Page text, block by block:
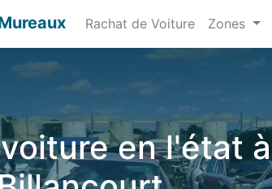
Rachat de Voiture Zones
en l'état à